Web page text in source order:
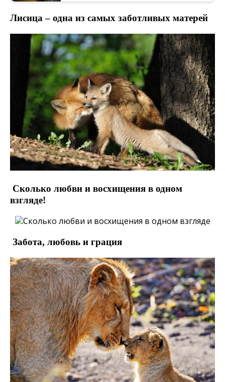
Лисица – одна из самых заботливых матерей
Сколько любви и восхищения в одном
взгляде!
Забота, любовь и грация